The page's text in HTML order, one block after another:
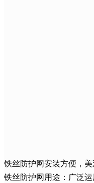
铁丝防护网安装方便，美
铁丝防护网用途：广泛